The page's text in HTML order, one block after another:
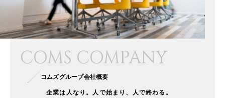
COMS COMPANY
コムズグループ会社概要
企業は人なり。人で始まり、人で終わる。